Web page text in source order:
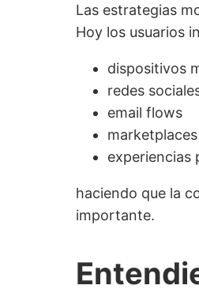
Las estrategias
Hoy los usuarios
dispositivos
redes
email flows
marketplaces
experiencias
haciendo que la
importante.